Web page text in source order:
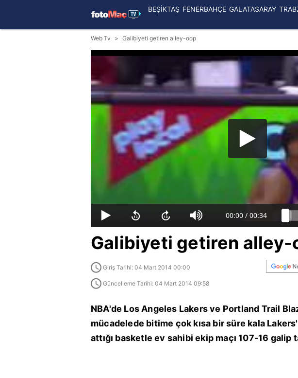
BEŞİKTAŞ FENERBAHÇE GALATASARAY
Web Tv Galibiyeti getiren alley-oop
00:00 / 00:34
Galibiyeti getiren alley-
Giriş Tarihi: 04 Mart 2014 00:00
Güncelleme Tarihi: 04 Mart 2014 09:58
NBA'de Los Angeles Lakers ve Portland Trail
mücadelede bitime çok kısa bir süre kala
attığı basketle ev sahibi ekip maçı 107-16 galip